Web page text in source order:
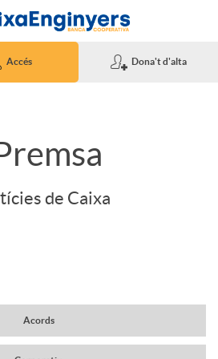
Accés Dona't d'alta
de Caixa
Acords